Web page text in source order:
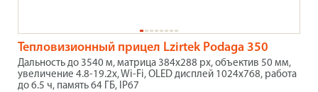
Тепловизионный прицел Lzirtek Podaga 350
Дальность до 3540 м, матрица 384х288 px, объектив 50 мм,
увеличение 4.8-19.2x, Wi-Fi, OLED дисплей 1024х768, работа
до 6.5 ч, память 64 ГБ, IP67